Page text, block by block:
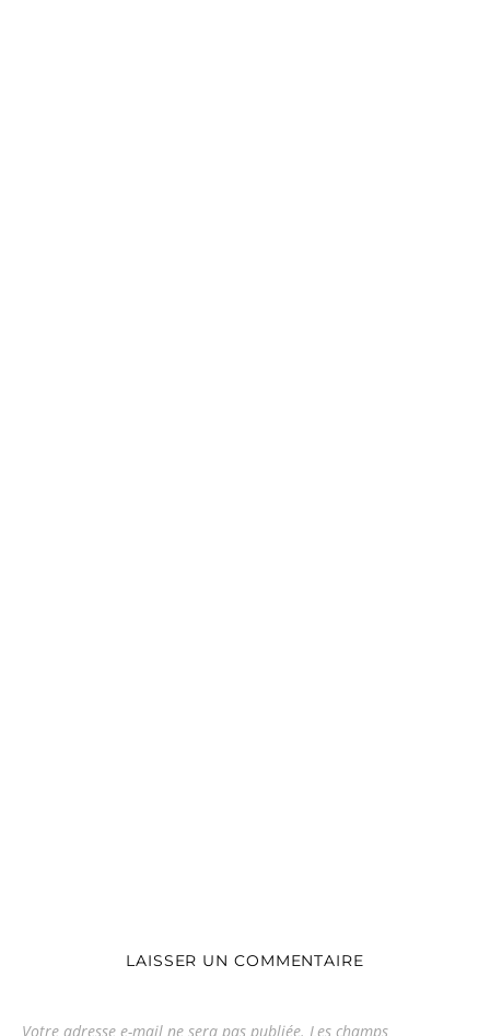
LAISSER UN COMMENTAIRE
Votre adresse e-mail ne sera pas publiée. Les champs